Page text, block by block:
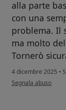
alla parte
con una
problema. Il
ma molto
Tornerò
4 dicembre 2025 •
secondo l'opinione
Segnala abuso